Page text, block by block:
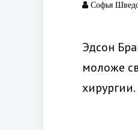
Софья
Эдсон
моложе
хирургии.